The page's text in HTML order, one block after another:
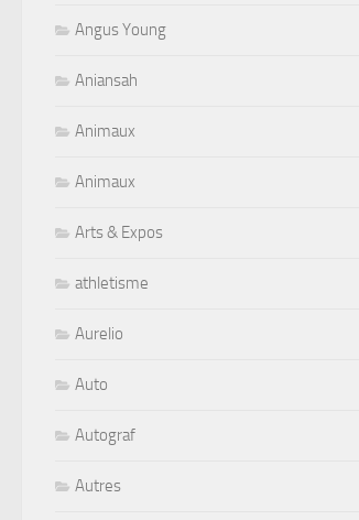
Angus Young
Aniansah
Animaux
Animaux
Arts & Expos
athletisme
Aurelio
Auto
Autograf
Autres